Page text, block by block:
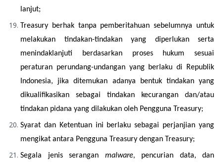
lanjut;
Treasury berhak tanpa pemberitahuan sebelumnya untuk
melakukan tindakan-tindakan yang diperlukan serta
menindaklanjuti berdasarkan proses hukum sesuai
peraturan perundang-undangan yang berlaku di Republik
Indonesia, jika ditemukan adanya bentuk tindakan yang
dikualifikasikan sebagai tindakan kecurangan dan/atau
tindakan pidana yang dilakukan oleh Pengguna Treasury;
Syarat dan Ketentuan ini berlaku sebagai perjanjian yang
mengikat antara Pengguna Treasury dengan Treasury;
Segala jenis serangan malware, pencurian data, dan